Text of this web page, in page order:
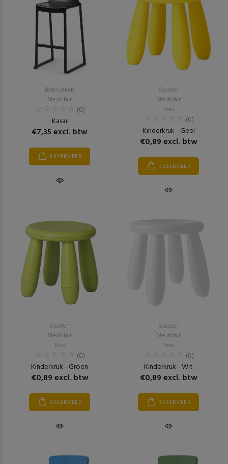
Barkrukken
Meubilair
(0)
Kasar
€7,35 excl. btw
RESERVEER
Stoelen
Meubilair
Kids
(0)
Kinderkruk - Geel
€0,89 excl. btw
RESERVEER
Stoelen
Meubilair
Kids
(0)
Kinderkruk - Groen
€0,89 excl. btw
RESERVEER
Stoelen
Meubilair
Kids
(0)
Kinderkruk - Wit
€0,89 excl. btw
RESERVEER